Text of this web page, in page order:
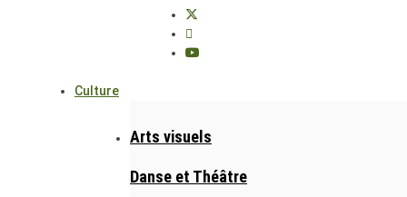
Culture
Arts visuels
Danse et Théâtre